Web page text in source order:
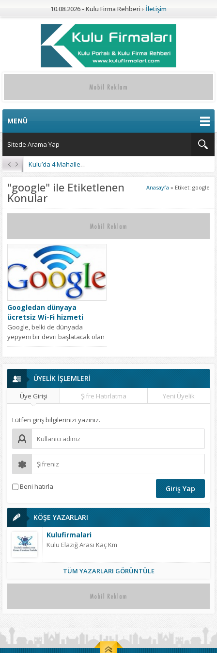
10.08.2026 - Kulu Firma Rehberi İletişim
MENÜ
Kulu’da 4 Mahalleye Yangın Söndürme Tankeri
Anasayfa » Etiket: google
"google" ile Etiketlenen
Konular
Googledan dünyaya
ücretsiz Wi-Fi hizmeti
Google, belki de dünyada
yepyeni bir devri başlatacak olan
projesine New York’ta başlıyor.
BU YIL...
ÜYELİK İŞLEMLERİ
Üye Girişi Şifre Hatırlatma Yeni Üyelik
Lütfen giriş bilgilerinizi yazınız.
Beni hatırla
KÖŞE YAZARLARI
Kulufirmalari
Kulu Elazığ Arası Kaç Km
TÜM YAZARLARI GÖRÜNTÜLE